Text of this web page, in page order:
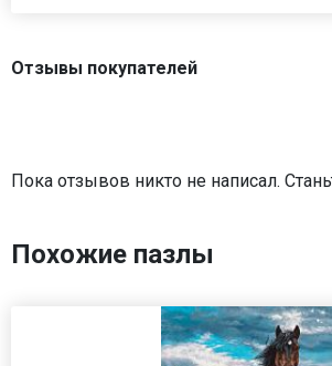
Отзывы покупателей
Пока отзывов никто не написал.
Похожие пазлы